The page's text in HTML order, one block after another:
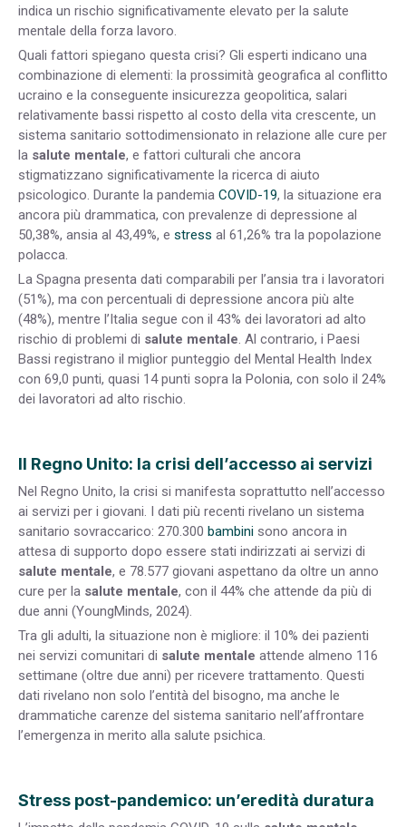
indica un rischio significativamente elevato per la salute
mentale della forza lavoro.
Quali fattori spiegano questa crisi? Gli esperti indicano una
combinazione di elementi: la prossimità geografica al conflitto
ucraino e la conseguente insicurezza geopolitica, salari
relativamente bassi rispetto al costo della vita crescente, un
sistema sanitario sottodimensionato in relazione alle cure per
la salute mentale, e fattori culturali che ancora
stigmatizzano significativamente la ricerca di aiuto
psicologico. Durante la pandemia COVID-19, la situazione era
ancora più drammatica, con prevalenze di depressione al
50,38%, ansia al 43,49%, e stress al 61,26% tra la popolazione
polacca.
La Spagna presenta dati comparabili per l’ansia tra i lavoratori
(51%), ma con percentuali di depressione ancora più alte
(48%), mentre l’Italia segue con il 43% dei lavoratori ad alto
rischio di problemi di salute mentale. Al contrario, i Paesi
Bassi registrano il miglior punteggio del Mental Health Index
con 69,0 punti, quasi 14 punti sopra la Polonia, con solo il 24%
dei lavoratori ad alto rischio.
Il Regno Unito: la crisi dell’accesso ai servizi
Nel Regno Unito, la crisi si manifesta soprattutto nell’accesso
ai servizi per i giovani. I dati più recenti rivelano un sistema
sanitario sovraccarico: 270.300 bambini sono ancora in
attesa di supporto dopo essere stati indirizzati ai servizi di
salute mentale, e 78.577 giovani aspettano da oltre un anno
cure per la salute mentale, con il 44% che attende da più di
due anni (YoungMinds, 2024).
Tra gli adulti, la situazione non è migliore: il 10% dei pazienti
nei servizi comunitari di salute mentale attende almeno 116
settimane (oltre due anni) per ricevere trattamento. Questi
dati rivelano non solo l’entità del bisogno, ma anche le
drammatiche carenze del sistema sanitario nell’affrontare
l’emergenza in merito alla salute psichica.
Stress post-pandemico: un’eredità duratura